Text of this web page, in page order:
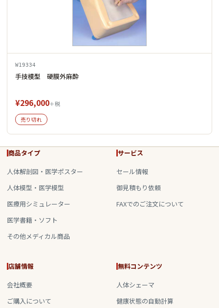
W19334
手技模型 硬膜外麻酔
¥296,000＋税
売り切れ
商品タイプ
人体解剖図・医学ポスター
人体模型・医学模型
医療用シミュレーター
医学書籍・ソフト
その他メディカル商品
サービス
セール情報
御見積もり依頼
FAXでのご注文について
店舗情報
会社概要
ご購入について
無料コンテンツ
人体シェーマ
健康状態の自動計算